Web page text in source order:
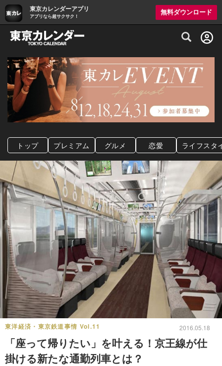
東京カレンダーアプリ
アプリなら超サクサク！
無料ダウンロード
グルメ情報・プレミアムレストラン予約
トップ プレミアム グルメ 恋愛 ライフスタ
東洋経済・東京鉄道事情 Vol.11 2016.05.18
「座って帰りたい」を叶える！京王線が仕
掛ける新たな通勤列車とは？